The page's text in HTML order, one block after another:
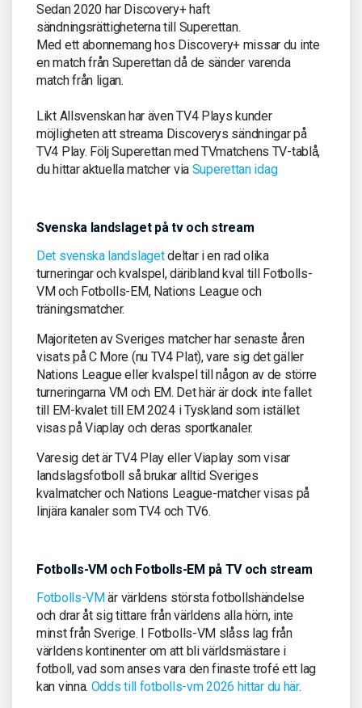
Sedan 2020 har Discovery+ haft
sändningsrättigheterna till Superettan.
Med ett abonnemang hos Discovery+ missar du inte
en match från Superettan då de sänder varenda
match från ligan.
Likt Allsvenskan har även TV4 Plays kunder
möjligheten att streama Discoverys sändningar på
TV4 Play. Följ Superettan med TVmatchens TV-tablå,
du hittar aktuella matcher via Superettan idag
Svenska landslaget på tv och stream
Det svenska landslagetdeltar i en rad olika
turneringar och kvalspel, däribland kval till Fotbolls-
VM och Fotbolls-EM, Nations League och
träningsmatcher.
Majoriteten av Sveriges matcher har senaste åren
visats på C More (nu TV4 Plat), vare sig det gäller
Nations League eller kvalspel till någon av de större
turneringarna VM och EM. Det här är dock inte fallet
till EM-kvalet till EM 2024 i Tyskland som istället
visas på Viaplay och deras sportkanaler.
Varesig det är TV4 Play eller Viaplay som visar
landslagsfotboll så brukar alltid Sveriges
kvalmatcher och Nations League-matcher visas på
linjära kanaler som TV4 och TV6.
Fotbolls-VM och Fotbolls-EM på TV och stream
Fotbolls-VMär världens största fotbollshändelse
och drar åt sig tittare från världens alla hörn, inte
minst från Sverige. I Fotbolls-VM slåss lag från
världens kontinenter om att bli världsmästare i
fotboll, vad som anses vara den finaste trofé ett lag
kan vinna. Odds till fotbolls-vm 2026 hittar du här.